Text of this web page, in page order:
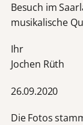
Besuch im
musikalische
Ihr
Jochen Rüth
26.09.2020
Die Fotos